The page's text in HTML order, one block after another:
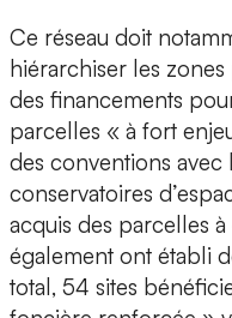
Ce réseau doit
hiérarchiser les
des financements
parcelles « à fort
des conventions avec
conservatoires
acquis des parcelles
également ont établi
total, 54 sites